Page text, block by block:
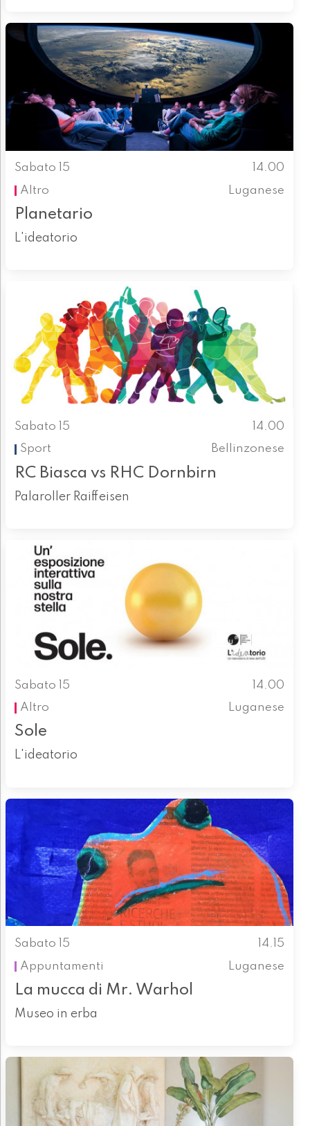
Sabato 15
14.00
Altro
Luganese
Planetario
L'ideatorio
Sabato 15
14.00
Sport
Bellinzonese
RC Biasca vs RHC Dornbirn
Palaroller Raiffeisen
Sabato 15
14.00
Altro
Luganese
Sole
L'ideatorio
Sabato 15
14.15
Appuntamenti
Luganese
La mucca di Mr. Warhol
Museo in erba